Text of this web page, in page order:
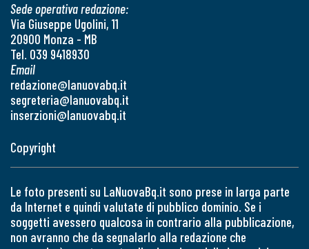
Sede operativa redazione:
Via Giuseppe Ugolini, 11
20900 Monza - MB
Tel. 039 9418930
Email
redazione@lanuovabq.it
segreteria@lanuovabq.it
inserzioni@lanuovabq.it
Copyright
Le foto presenti su LaNuovaBq.it sono prese in larga parte
da Internet e quindi valutate di pubblico dominio. Se i
soggetti avessero qualcosa in contrario alla pubblicazione,
non avranno che da segnalarlo alla redazione che